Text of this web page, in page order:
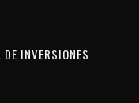
INVERSIONES